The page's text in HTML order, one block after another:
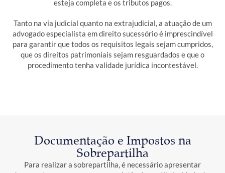
esteja completa e os tributos pagos.
Tanto na via judicial quanto na extrajudicial, a atuação de um
advogado especialista em direito sucessório é imprescindível
para garantir que todos os requisitos legais sejam cumpridos,
que os direitos patrimoniais sejam resguardados e que o
procedimento tenha validade jurídica incontestável.
Documentação e Impostos na
Sobrepartilha
Para realizar a sobrepartilha, é necessário apresentar